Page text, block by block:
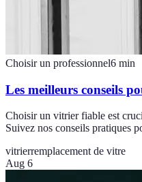
Choisir un professionnel6 min
Les meilleurs conseils
Choisir un vitrier fiable est
Suivez nos conseils pratiques
vitrierremplacement de vitre
Aug 6